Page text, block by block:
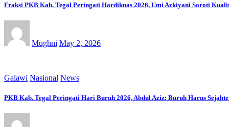
Fraksi PKB Kab. Tegal Peringati Hardiknas 2026, Umi Azkiyani Soroti
Mughni May 2, 2026
Galawi Nasional News
PKB Kab. Tegal Peringati Hari Buruh 2026, Abdul Aziz: Buruh Harus